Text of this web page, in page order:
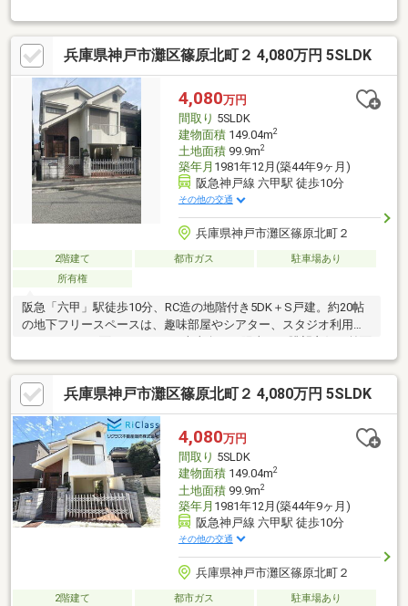
ペースあり！（車種による）◇延床面積149.04平米の5SLDK！◇
全居室6帖以上のゆとりある広さが魅力です！◇キッチン・洗面
室・浴室・トイレに換気窓付き！◇タイルを多く使った内装でレ
トロな雰囲気が残っています！◇地下1階部分には納戸がありま
す！◇リフォームプランご提案いたします！◇現況は空家！◇お
気軽にお問い合わせください！
兵庫県神戸市灘区篠原北町２ 4,080万円 5SLDK
4,080万円
間取り 5SLDK
建物面積149.04m2
土地面積99.9m2
築年月 1981年12月(築44年9ヶ月)
阪急神戸線 六甲駅 徒歩10分
その他の交通
兵庫県神戸市灘区篠原北町２
2階建て 都市ガス
駐車場あり
所有権
阪急「六甲」駅徒歩10分、RC造の地階付き5DK＋S戸建。約20帖
の地下フリースペースは、趣味部屋やシアター、スタジオ利用に
道路は幅員約8.1ｍとゆとりがあり、車の出し入れもスムーズ。ハ
イルーフ対応のインナーガレージも魅力。スーパー・病院・学校
も徒歩圏で住環境良好です。
兵庫県神戸市灘区篠原北町２ 4,080万円 5SLDK
4,080万円
間取り 5SLDK
建物面積149.04m2
土地面積99.9m2
築年月 1981年12月(築44年9ヶ月)
阪急神戸線 六甲駅 徒歩10分
その他の交通
兵庫県神戸市灘区篠原北町２
2階建て 都市ガス
駐車場あり